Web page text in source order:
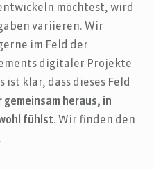
möchtest, wird
variieren. Wir
im Feld der
digitaler Projekte
ist klar, dass dieses Feld
gemeinsam heraus, in
fühlst. Wir finden den